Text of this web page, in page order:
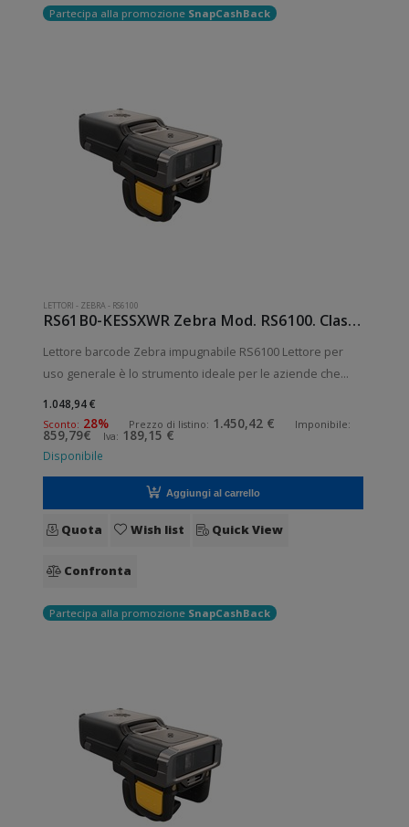
Partecipa alla promozione SnapCashBack
LETTORI - ZEBRA- RS6100
RS61B0-KESSXWR Zebra Mod. RS6100. Classificazione: Impugnabile.
Lettore barcode Zebra impugnabile RS6100 Lettore per
uso generale è lo strumento ideale per le aziende che
dei codici a barre. Lettura QrCode abilitata. Collegamento
wireless senza fili.
1.048,94 €
Sconto: 28% Prezzo di listino: 1.450,42 € Imponibile:
859,79€ Iva: 189,15 €
Disponibile
Aggiungi al carrello
Quota Wish list Quick View
Confronta
Partecipa alla promozione SnapCashBack